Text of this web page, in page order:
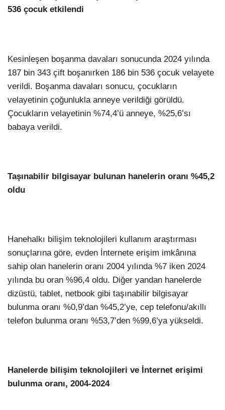
536 çocuk etkilendi
Kesinleşen boşanma davaları sonucunda 2024 yılında
187 bin 343 çift boşanırken 186 bin 536 çocuk velayete
verildi. Boşanma davaları sonucu, çocukların
velayetinin çoğunlukla anneye verildiği görüldü.
Çocukların velayetinin %74,4’ü anneye, %25,6’sı
babaya verildi.
Taşınabilir bilgisayar bulunan hanelerin oranı %45,2
oldu
Hanehalkı bilişim teknolojileri kullanım araştırması
sonuçlarına göre, evden İnternete erişim imkânına
sahip olan hanelerin oranı 2004 yılında %7 iken 2024
yılında bu oran %96,4 oldu. Diğer yandan hanelerde
dizüstü, tablet, netbook gibi taşınabilir bilgisayar
bulunma oranı %0,9’dan %45,2’ye, cep telefonu/akıllı
telefon bulunma oranı %53,7’den %99,6’ya yükseldi.
Hanelerde bilişim teknolojileri ve İnternet erişimi
bulunma oranı, 2004-2024